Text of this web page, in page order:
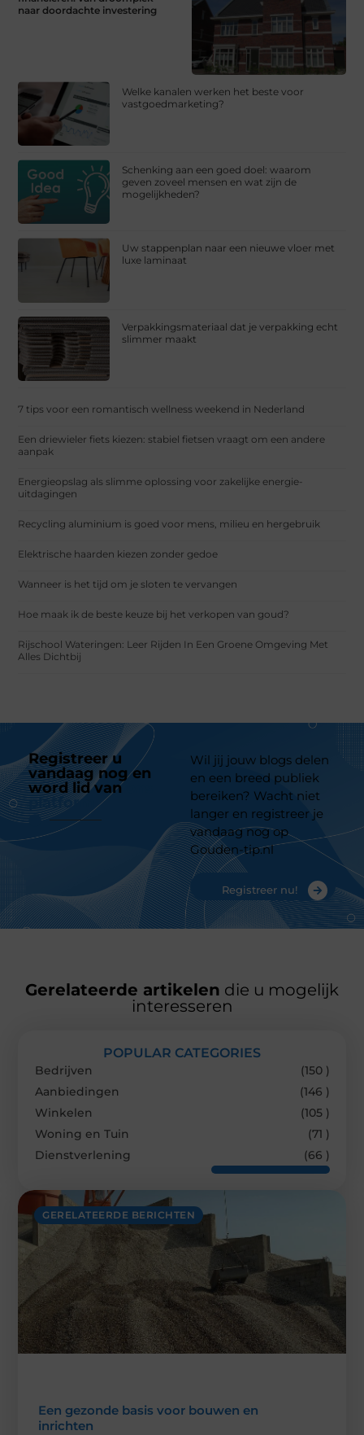
naar doordachte investering
Welke kanalen werken het beste voor
vastgoedmarketing?
Schenking aan een goed doel: waarom
geven zoveel mensen en wat zijn de
mogelijkheden?
Uw stappenplan naar een nieuwe vloer met
luxe laminaat
Verpakkingsmateriaal dat je verpakking echt
slimmer maakt
7 tips voor een romantisch wellness weekend in Nederland
Een driewieler fiets kiezen: stabiel fietsen vraagt om een andere
aanpak
Energieopslag als slimme oplossing voor zakelijke energie-
uitdagingen
Recycling aluminium is goed voor mens, milieu en hergebruik
Elektrische haarden kiezen zonder gedoe
Wanneer is het tijd om je sloten te vervangen
Hoe maak ik de beste keuze bij het verkopen van goud?
Rijschool Wateringen: Leer Rijden In Een Groene Omgeving Met
Alles Dichtbij
Registreer u
vandaag nog en
word lid van
platform
Wil jij jouw blogs delen
en een breed publiek
bereiken? Wacht niet
langer en registreer je
vandaag nog op
Gouden-tip.nl
Registreer nu!
Gerelateerde artikelen die u mogelijk
interesseren
GERELATEERDE BERICHTEN
Een gezonde basis voor bouwen en
inrichten
POPULAR CATEGORIES
Bedrijven
(150 )
Aanbiedingen
(146 )
Winkelen
(105 )
Woning en Tuin
(71 )
Dienstverlening
(66 )